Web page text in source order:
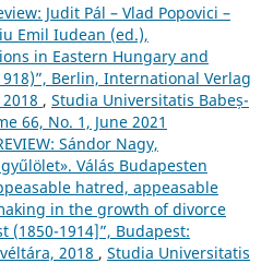
Judit Pál – Vlad Popovici –
Emil Iudean (ed.),
in Eastern Hungary and
Berlin, International Verlag
, Studia Universitatis Babeș-
66, No. 1, June 2021
Sándor Nagy,
Válás Budapesten
hatred, appeasable
in the growth of divorce
(1850-1914]”, Budapest:
2018 , Studia Universitatis